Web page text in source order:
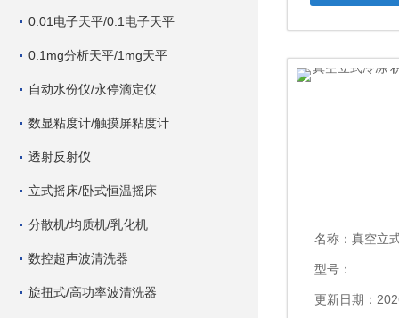
0.01电子天平/0.1电子天平
0.1mg分析天平/1mg天平
自动水份仪/永停滴定仪
数显粘度计/触摸屏粘度计
透射反射仪
立式摇床/卧式恒温摇床
分散机/均质机/乳化机
数控超声波清洗器
旋扭式/高功率波清洗器
名称： 真空立式冷冻
型号：
更新日期：